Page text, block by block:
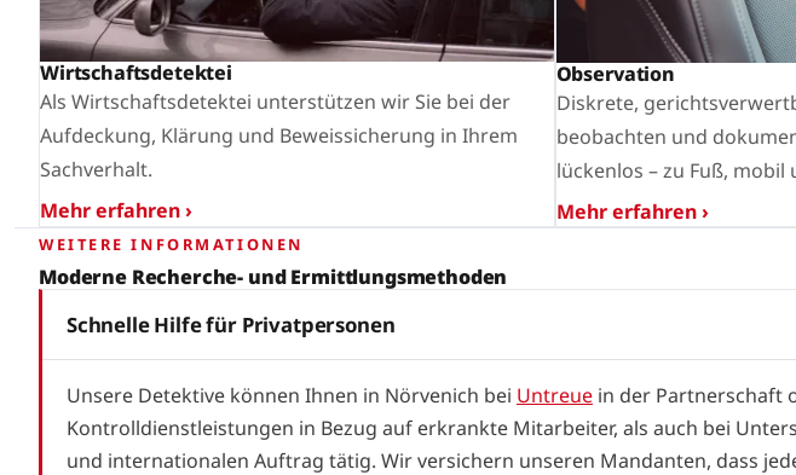
Wirtschaftsdetektei
Als Wirtschaftsdetektei unterstützen wir Sie bei der
Aufdeckung, Klärung und Beweissicherung in Ihrem
Sachverhalt.
Mehr erfahren ›
Observation
Diskrete,
beobachten und
lückenlos – zu Fuß,
Mehr erfahren ›
WEITERE INFORMATIONEN
Moderne Recherche- und Ermittlungsmethoden
Schnelle Hilfe für Privatpersonen
Unsere Detektive können Ihnen in Nörvenich bei Untreue in der Partnerschaft
Kontrolldienstleistungen in Bezug auf erkrankte Mitarbeiter, als auch bei
und internationalen Auftrag tätig. Wir versichern unseren Mandanten, dass